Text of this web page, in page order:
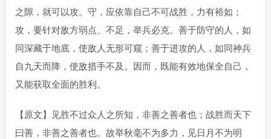
之隙，就可以攻。守，应依靠自己不可战胜，力有裕如；
攻，要针对敌方弱点、不足，举兵必克。善于防守的人，如
同深藏于地底，使敌人无形可窥；善于进攻的人，如同神兵
自九天而降，使敌措手不及。因而，既能有效地保全自己，
又能获取全面的胜利。
【原文】见胜不过众人之所知，非善之善者也；战胜而天下
曰善，非善之善者也。故举秋毫不为多力，见日月不为明